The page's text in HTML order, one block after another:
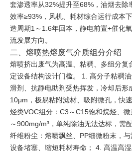
套渗透率从32%提升至68%，油烟去除
效率≥93%，风机、耗材综合运行成本
造周期1～1.6年回本，静电前置+催化
流发展方向。
二、熔喷热熔废气介质组分介绍
熔喷挤出废气为高温、粘稠、多组分复
定设备结构设计门槛。 1. 高分子粘稠
滑剂、抗静电助剂受热挥发，冷却后形
10μm，极易粘附滤材、吸附微孔，快
烃类VOC组分：C3～C15饱和烷烃、
～900mg/m³，单纯除油无法达标，需
纤维粉尘：熔喷飘丝、PP细微粉末，
设备堵塞、缩短耗材寿命； 4. 高温高